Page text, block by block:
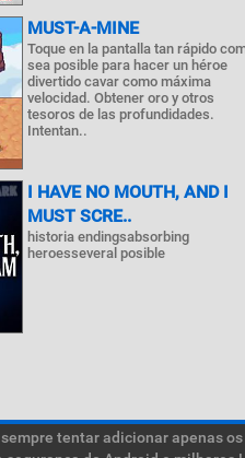
MUST-A-MINE
Toque en la pantalla tan rápido
sea posible para hacer un héroe
divertido cavar como máxima
velocidad. Obtener oro y otros
tesoros de las profundidades.
Intentan..
I HAVE NO MOUTH, AND I
MUST SCRE..
historia endingsabsorbing
heroesseveral posible
tentar adicionar apenas